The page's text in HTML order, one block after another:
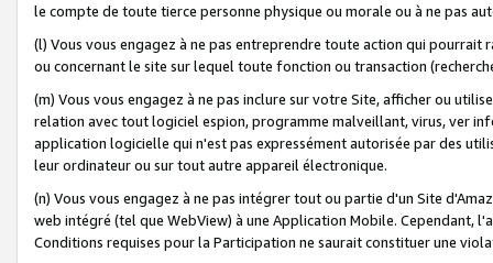
le compte de toute tierce personne physique ou morale ou à ne pas
(l) Vous vous engagez à ne pas entreprendre toute action qui
ou concernant le site sur lequel toute fonction ou transaction
(m) Vous vous engagez à ne pas inclure sur votre Site, afficher ou
relation avec tout logiciel espion, programme malveillant, virus, ver
application logicielle qui n'est pas expressément autorisée par des
leur ordinateur ou sur tout autre appareil électronique.
(n) Vous vous engagez à ne pas intégrer tout ou partie d'un Site
web intégré (tel que WebView) à une Application Mobile. Cependant,
Conditions requises pour la Participation ne saurait constituer une